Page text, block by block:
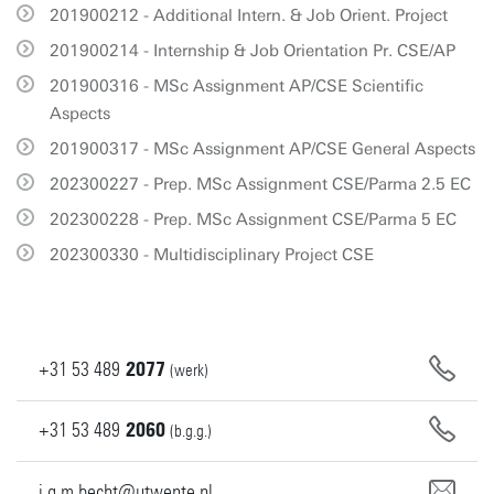
201900212 - Additional Intern. & Job Orient. Project
201900214 - Internship & Job Orientation Pr. CSE/AP
201900316 - MSc Assignment AP/CSE Scientific
Aspects
201900317 - MSc Assignment AP/CSE General Aspects
202300227 - Prep. MSc Assignment CSE/Parma 2.5 EC
202300228 - Prep. MSc Assignment CSE/Parma 5 EC
202300330 - Multidisciplinary Project CSE
+31 53 489 2077 (werk)
+31 53 489 2060 (b.g.g.)